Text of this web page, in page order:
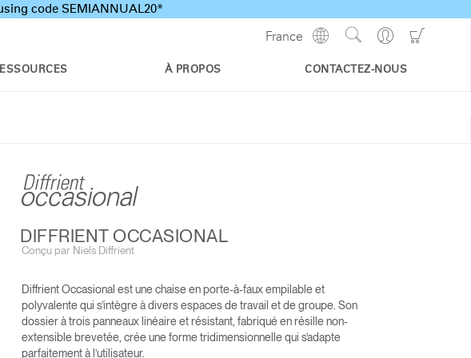
code SEMIANNUAL20*
À PROPOS CONTACTEZ-NOUS
Go
Profile
Site
France
Show
DE BUREAU
WORLD
SIÈGE DE TRAVAIL WORLD
ONE
RÉSERVÉ EXCLUSIVEMENT
AU HOME OFFICE
LIBERTY OCEAN
DIFFRIENT OCCASIONAL
Conçu par Niels Diffrient
Diffrient Occasional est une chaise en porte-à-faux empilable et
polyvalente qui s’intègre à divers espaces de travail et de groupe. Son
dossier à trois panneaux linéaire et résistant, fabriqué en résille non-
extensible brevetée, crée une forme tridimensionnelle qui s’adapte
parfaitement à l’utilisateur.